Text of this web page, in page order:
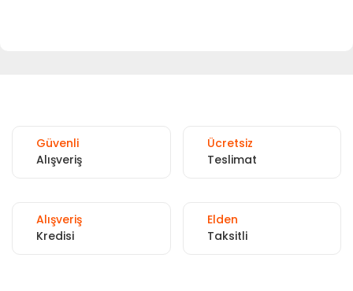
Güvenli
Alışveriş
Ücretsiz
Teslimat
Alışveriş
Kredisi
Elden
Taksitli